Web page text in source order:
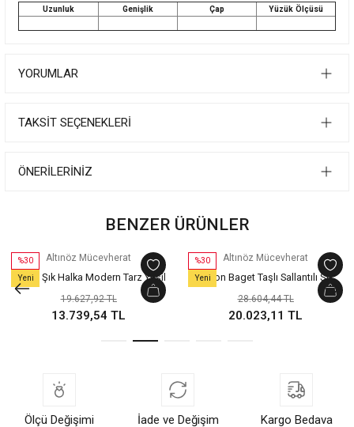
Uzunluk Genişlik Çap Yüzük Ölçüsü
YORUMLAR
TAKSIT SEÇENEKLERI
ÖNERILERINIZ
BENZER ÜRÜNLER
%30
Yeni
Altınöz Mücevherat
Köşeli Şık Halka Modern Tarz Yeşil
Altın Küpe
19.627,92 TL
13.739,54 TL
%30
Yeni
Altınöz Mücevherat
Zirkon Baget Taşlı Sallantılı Şık
Yeşil Altın Küpe
28.604,44 TL
20.023,11 TL
Ölçü Değişimi İade ve Değişim Kargo Bedava